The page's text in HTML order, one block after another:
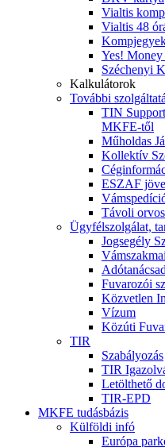
Vialtis
Vialtis 48
Yes!
Széchenyi
Kalkulátorok
További
TIN
MKFE-től
Műholdas
Kollektív
ESZAF
Távoli
Ügyfélszolgálat,
Jogsegély
Fuvarozói
Közvetlen
Vízum
Közúti
TIR
Szabályozás
TIR
Letölthető
TIR-EPD
MKFE tudásbázis
Külföldi infó
Európa